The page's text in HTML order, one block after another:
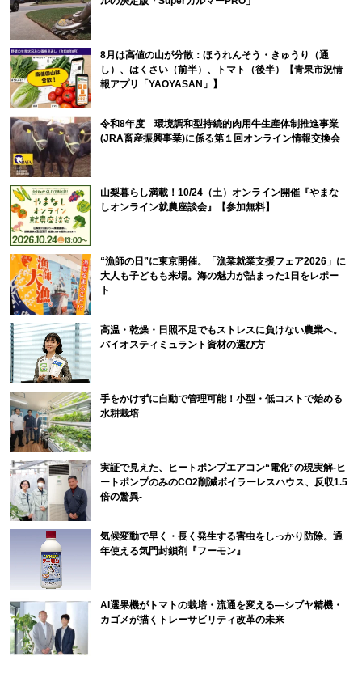
8月は高値の山が分散：ほうれんそう・きゅうり（通
し）、はくさい（前半）、トマト（後半）【青果市況情
報アプリ「YAOYASAN」】
令和8年度 環境調和型持続的肉用牛生産体制推進事業
(JRA畜産振興事業)に係る第１回オンライン情報交換会
山梨暮らし満載！10/24（土）オンライン開催『やまな
しオンライン就農座談会』【参加無料】
“漁師の日”に東京開催。「漁業就業支援フェア2026」に
大人も子どもも来場。海の魅力が詰まった1日をレポー
ト
高温・乾燥・日照不足でもストレスに負けない農業へ。
バイオスティミュラント資材の選び方
手をかけずに自動で管理可能！小型・低コストで始める
水耕栽培
実証で見えた、ヒートポンプエアコン“電化”の現実解-ヒ
ートポンプのみのCO2削減ボイラーレスハウス、反収1.5
倍の驚異-
気候変動で早く・長く発生する害虫をしっかり防除。通
年使える気門封鎖剤『フーモン』
AI選果機がトマトの栽培・流通を変える―シブヤ精機・
カゴメが描くトレーサビリティ改革の未来